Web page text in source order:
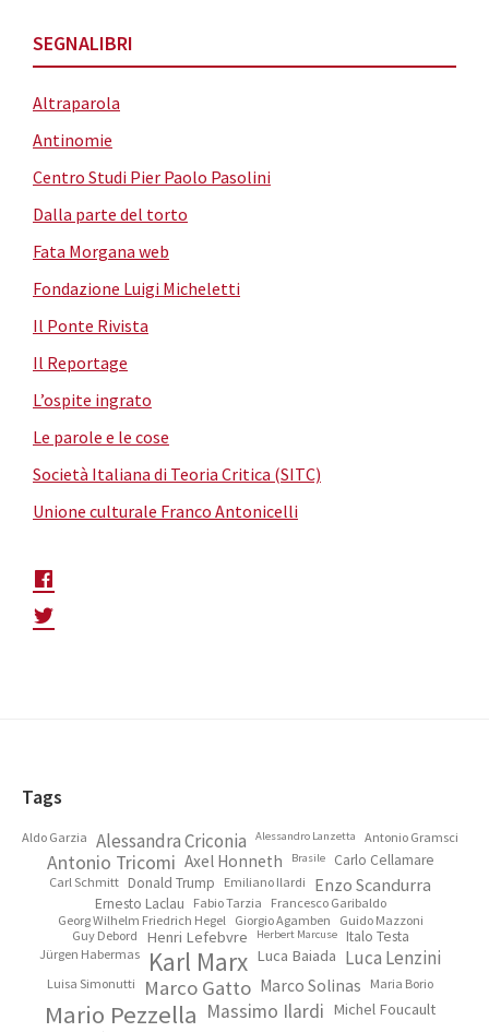
SEGNALIBRI
Altraparola
Antinomie
Centro Studi Pier Paolo Pasolini
Dalla parte del torto
Fata Morgana web
Fondazione Luigi Micheletti
Il Ponte Rivista
Il Reportage
L’ospite ingrato
Le parole e le cose
Società Italiana di Teoria Critica (SITC)
Unione culturale Franco Antonicelli
Footer
Tags
Aldo Garzia Alessandra Criconia Alessandro Lanzetta Antonio Gramsci
Antonio Tricomi Axel Honneth Brasile Carlo Cellamare
Carl Schmitt Donald Trump Emiliano Ilardi Enzo Scandurra
Ernesto Laclau Fabio Tarzia
Francesco Garibaldo
Georg Wilhelm Friedrich Hegel
Giorgio Agamben
Guido Mazzoni
Guy Debord
Henri Lefebvre Herbert Marcuse Italo Testa
Jürgen Habermas Karl Marx Luca Baiada Luca Lenzini
Luisa Simonutti Marco Gatto Marco Solinas Maria Borio
Mario Pezzella Massimo Ilardi Michel Foucault